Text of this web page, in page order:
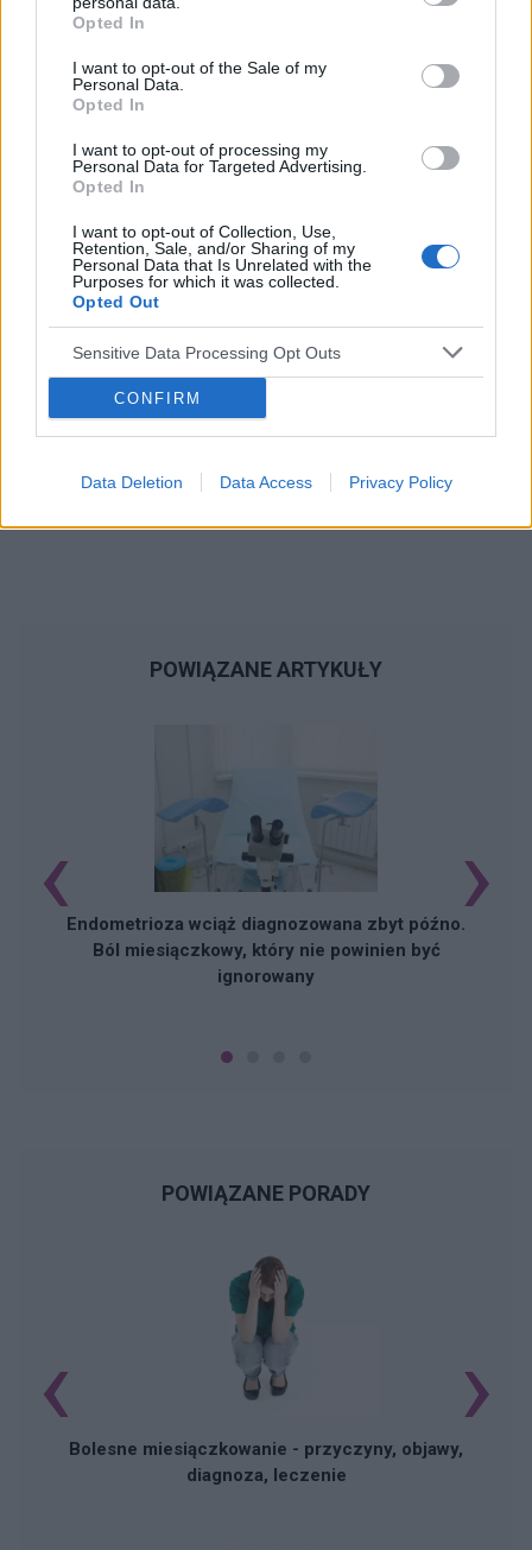
Opted In
I want to opt-out of the Sale of my
Personal Data.
Opted In
I want to opt-out of processing my
Personal Data for Targeted Advertising.
Opted In
I want to opt-out of Collection, Use,
Retention, Sale, and/or Sharing of my
Personal Data that Is Unrelated with the
Purposes for which it was collected.
Opted Out
Sensitive Data Processing Opt Outs
CONFIRM
Data Deletion Data Access Privacy Policy
POWIĄZANE
embolizacja mięśniaków macicy
POWIĄZANE ARTYKUŁY
Endometrioza wciąż diagnozowana zbyt późno.
Ból miesiączkowy, który nie powinien być
ignorowany
‹ ›
POWIĄZANE PORADY
Bolesne miesiączkowanie - przyczyny, objawy,
diagnoza, leczenie
‹ ›